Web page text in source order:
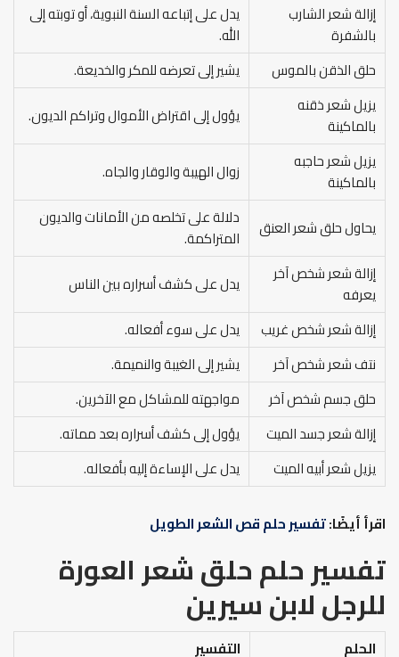
إزالة شعر الشارب
بالشفرة
يدل على إتباعه السنة النبوية، أو توبته إلى
الله.
حلق الذقن بالموس
يشير إلى تعرضه للمكر والخديعة.
يزيل شعر ذقنه
بالماكينة
يؤول إلى اقتراض الأموال وتراكم الديون.
يزيل شعر حاجبه
بالماكينة
زوال الهيبة والوقار والجاه.
يحاول حلق شعر العنق
دلالة على تخلصه من الأمانات والديون
المتراكمة.
إزالة شعر شخص آخر
يعرفه
يدل على كشف أسراره بين الناس
إزالة شعر شخص غريب
يدل على سوء أفعاله.
نتف شعر شخص آخر
يشير إلى الغيبة والنميمة.
حلق جسم شخص آخر
مواجهته للمشاكل مع الآخرين.
إزالة شعر جسد الميت
يؤول إلى كشف أسراره بعد مماته.
يزيل شعر أبيه الميت
يدل على الإساءة إليه بأفعاله.
اقرأ أيضًا:تفسير حلم قص الشعر الطويل
تفسير حلم حلق شعر العورة
للرجللابن سيرين
الحلم
التفسير